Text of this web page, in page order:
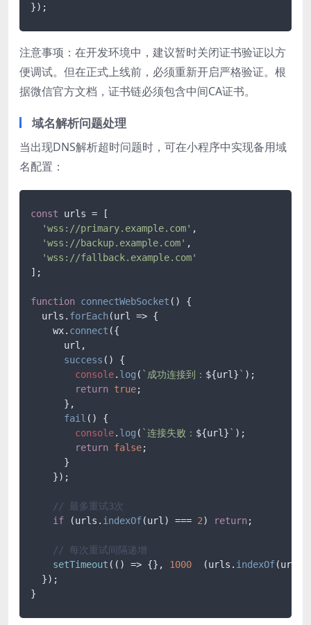
});
注意事项：在开发环境中，建议暂时关闭证书验证以方
便调试。但在正式上线前，必须重新开启严格验证。根
据微信官方文档，证书链必须包含中间CA证书。
域名解析问题处理
当出现DNS解析超时问题时，可在小程序中实现备用域
名配置：
const urls = [
'wss://primary.example.com' ,
'wss://backup.example.com' ,
'wss://fallback.example.com'
];
function connectWebSocket ( ) {
  urls.
forEach(url => {
    wx.
connect ({
      url,
success ( ) {
console. log ( `成功连接到： ${url} ` );
return true;
      },
fail ( ) {
console. log ( `连接失败： ${url} ` );
return false;
      }
    });
// 最多重试3次
if (urls. indexOf(url) === 2) return;
// 每次重试间隔递增
setTimeout ( () => {}, 1000
  (urls.
indexOf(url)
  });
}